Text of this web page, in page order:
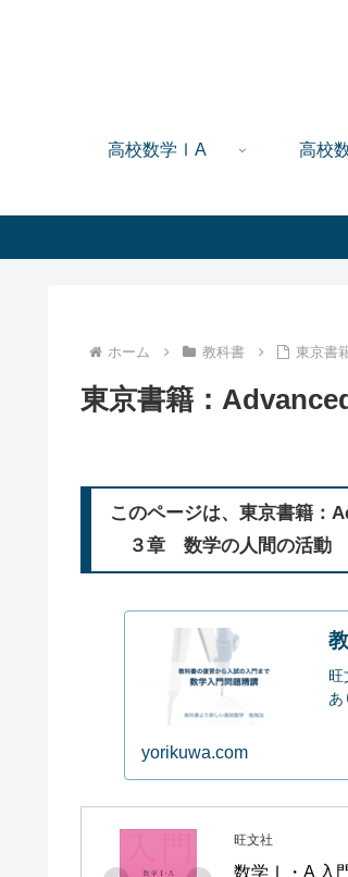
高校数学ⅠA 高校
ホーム 教科書 東京書
東京書籍：
このページは、東京書籍：
３章 数学の人間の活動
旺
あ
yorikuwa.com
旺文社
数学Ⅰ・A 入